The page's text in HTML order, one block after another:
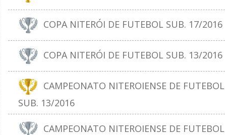
COPA NITERÓI DE FUTEBOL SUB. 17/2016
COPA NITERÓI DE FUTEBOL SUB. 13/2016
CAMPEONATO NITEROIENSE DE FUTEBOL
SUB. 13/2016
CAMPEONATO NITEROIENSE DE FUTEBOL